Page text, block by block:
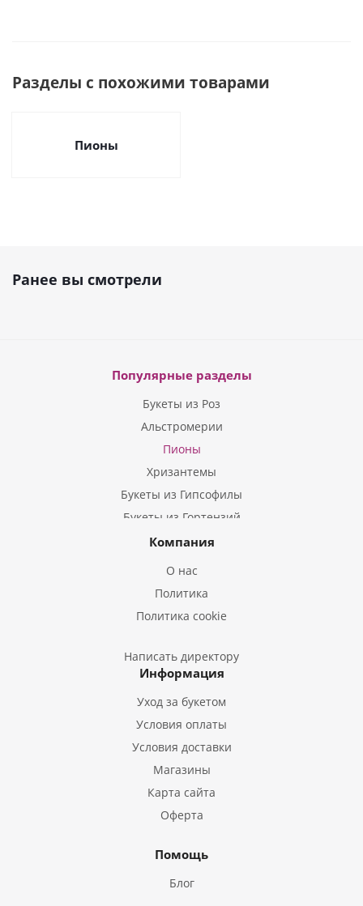
Разделы с похожими товарами
Пионы
Ранее вы смотрели
Популярные разделы
Букеты из Роз
Альстромерии
Пионы
Хризантемы
Букеты из Гипсофилы
Букеты из Гортензий
Букеты из Ирисов
Букеты из Эустом
Букеты из Гладиолусов
Букеты из Тюльпанов
Компания
О нас
Политика
Политика cookie
Написать директору
Информация
Уход за букетом
Условия оплаты
Условия доставки
Магазины
Карта сайта
Оферта
Помощь
Блог